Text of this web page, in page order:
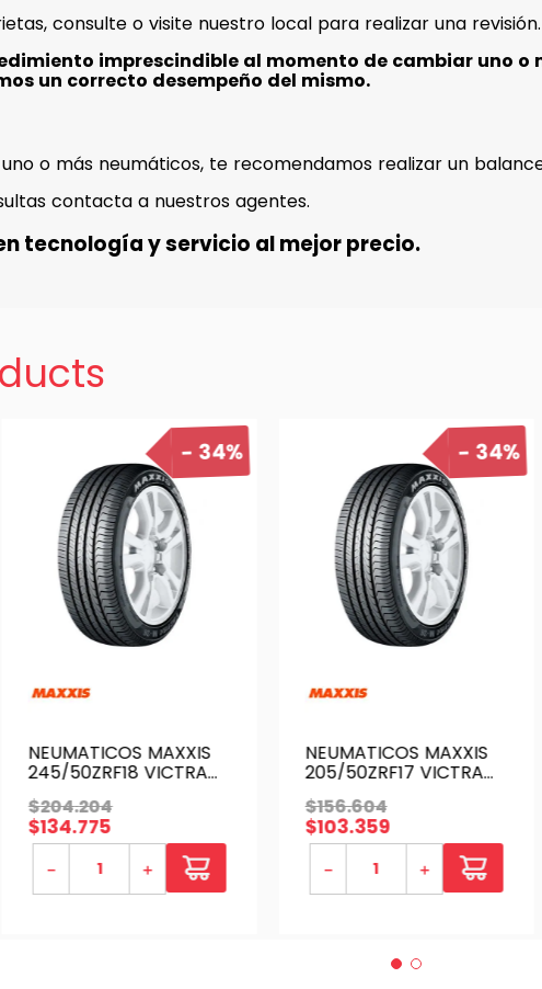
consulte o visite nuestro local para realizar una revisión.
imprescindible al momento de cambiar uno o
un correcto desempeño del mismo.
o más neumáticos, te recomendamos realizar un
contacta a nuestros agentes.
tecnología y servicio al mejor precio.
34%
NEUMATICOS MAXXIS
245/50ZRF18 VICTRA
M36+ RUNFLAT 100W
TL
$204.204
$134.775
＋
－
34%
NEUMATICOS MAXXIS
205/50ZRF17 VICTRA
M36+ RUNFLAT 93W XL
$156.604
$103.359
＋
－